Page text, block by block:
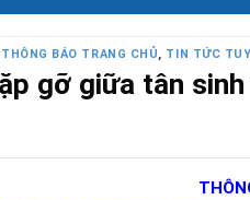
THÔNG BÁO TRANG CHỦ, TIN TỨC
gỡ giữa tân